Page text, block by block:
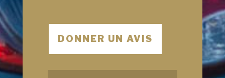
DONNER UN AVIS